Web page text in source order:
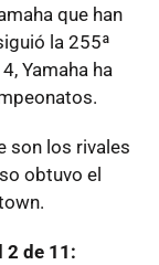
que han
la 255ª
Yamaha ha
son los rivales
obtuvo el
2 de 11: